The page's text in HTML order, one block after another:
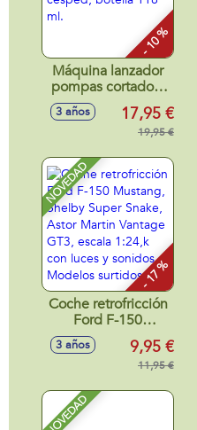
- 10 %
Máquina lanzador
pompas cortadora
de cesped, botella
118 ml.
3 años 17,95 €
19,95 €
NOVEDAD
- 17 %
Coche retrofricción
Ford F-150
Mustang, Shelby
Super Snake, Astor
Martin Vantage
con luces y sonidos
- Modelos surtidos
3 años 9,95 €
11,95 €
NOVEDAD